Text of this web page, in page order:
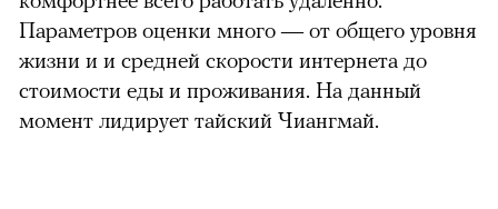
Параметров оценки много — от общего уровня
жизни и и средней скорости интернета до
стоимости еды и проживания. На данный
момент лидирует тайский Чиангмай.